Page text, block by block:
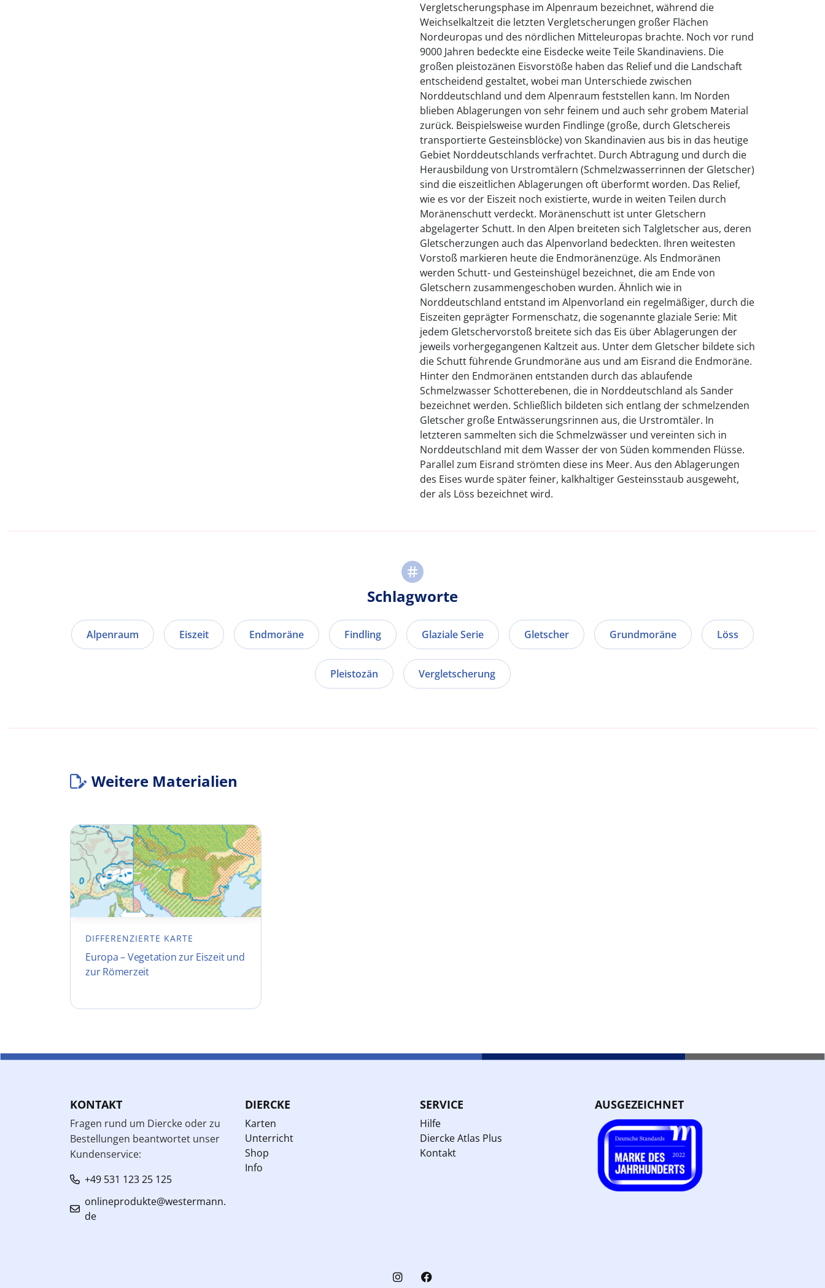
Vergletscherungsphase im Alpenraum bezeichnet, während die
Weichselkaltzeit die letzten Vergletscherungen großer Flächen
Nordeuropas und des nördlichen Mitteleuropas brachte. Noch vor rund
9000 Jahren bedeckte eine Eisdecke weite Teile Skandinaviens. Die
großen pleistozänen Eisvorstöße haben das Relief und die Landschaft
entscheidend gestaltet, wobei man Unterschiede zwischen
Norddeutschland und dem Alpenraum feststellen kann. Im Norden
blieben Ablagerungen von sehr feinem und auch sehr grobem Material
zurück. Beispielsweise wurden Findlinge (große, durch Gletschereis
transportierte Gesteinsblöcke) von Skandinavien aus bis in das heutige
Gebiet Norddeutschlands verfrachtet. Durch Abtragung und durch die
Herausbildung von Urstromtälern (Schmelzwasserrinnen der Gletscher)
sind die eiszeitlichen Ablagerungen oft überformt worden. Das Relief,
wie es vor der Eiszeit noch existierte, wurde in weiten Teilen durch
Moränenschutt verdeckt. Moränenschutt ist unter Gletschern
abgelagerter Schutt. In den Alpen breiteten sich Talgletscher aus, deren
Gletscherzungen auch das Alpenvorland bedeckten. Ihren weitesten
Vorstoß markieren heute die Endmoränenzüge. Als Endmoränen
werden Schutt- und Gesteinshügel bezeichnet, die am Ende von
Gletschern zusammengeschoben wurden. Ähnlich wie in
Norddeutschland entstand im Alpenvorland ein regelmäßiger, durch die
Eiszeiten geprägter Formenschatz, die sogenannte glaziale Serie: Mit
jedem Gletschervorstoß breitete sich das Eis über Ablagerungen der
jeweils vorhergegangenen Kaltzeit aus. Unter dem Gletscher bildete sich
die Schutt führende Grundmoräne aus und am Eisrand die Endmoräne.
Hinter den Endmoränen entstanden durch das ablaufende
Schmelzwasser Schotterebenen, die in Norddeutschland als Sander
bezeichnet werden. Schließlich bildeten sich entlang der schmelzenden
Gletscher große Entwässerungsrinnen aus, die Urstromtäler. In
letzteren sammelten sich die Schmelzwässer und vereinten sich in
Norddeutschland mit dem Wasser der von Süden kommenden Flüsse.
Parallel zum Eisrand strömten diese ins Meer. Aus den Ablagerungen
des Eises wurde später feiner, kalkhaltiger Gesteinsstaub ausgeweht,
der als Löss bezeichnet wird.
Schlagworte
Alpenraum Eiszeit Endmoräne Findling Glaziale Serie Gletscher Grundmoräne Löss
Pleistozän Vergletscherung
Weitere Materialien
DIFFERENZIERTE KARTE
Europa – Vegetation zur Eiszeit und
zur Römerzeit
KONTAKT
Fragen rund um Diercke oder zu
Bestellungen beantwortet unser
Kundenservice:
+49 531 123 25 125
onlineprodukte@westermann.
de
DIERCKE
Karten
Unterricht
Shop
Info
SERVICE
Hilfe
Diercke Atlas Plus
Kontakt
AUSGEZEICHNET